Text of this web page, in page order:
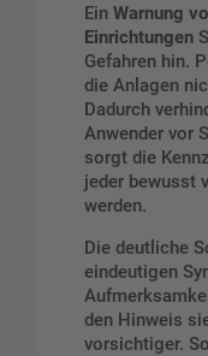
Ein Warnung
Einrichtungen
Gefahren hin.
die Anlagen
Dadurch
Anwender vor
sorgt die
jeder bewusst
werden.
Die deutliche
eindeutigen
den Hinweis
vorsichtiger.